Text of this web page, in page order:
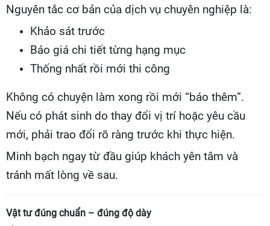
Nguyên tắc cơ bản của dịch vụ chuyên nghiệp là:
Khảo sát trước
Báo giá chi tiết từng hạng mục
Thống nhất rồi mới thi công
Không có chuyện làm xong rồi mới “báo thêm”.
Nếu có phát sinh do thay đổi vị trí hoặc yêu cầu
mới, phải trao đổi rõ ràng trước khi thực hiện.
Minh bạch ngay từ đầu giúp khách yên tâm và
tránh mất lòng về sau.
Vật tư đúng chuẩn – đúng độ dày